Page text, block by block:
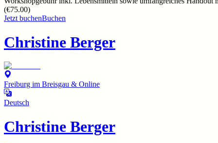
(€75.00)
Jetzt buchenBuchen
Christine Berger
Freiburg im Breisgau & Online
Deutsch
Christine Berger